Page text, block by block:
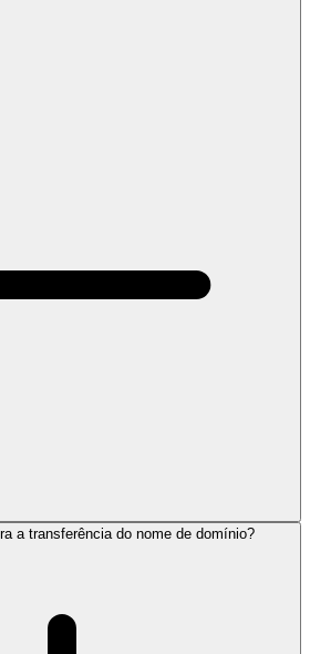
a transferência do nome de domínio?